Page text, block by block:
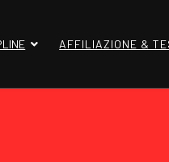
AFFILIAZIONE &